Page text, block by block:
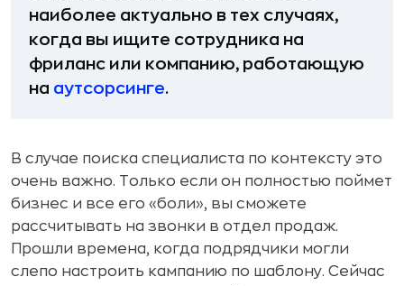
наиболее актуально в тех случаях,
когда вы ищите сотрудника на
фриланс или компанию, работающую
на аутсорсинге.
В случае поиска специалиста по контексту это
очень важно. Только если он полностью поймет
бизнес и все его «боли», вы сможете
рассчитывать на звонки в отдел продаж.
Прошли времена, когда подрядчики могли
слепо настроить кампанию по шаблону. Сейчас